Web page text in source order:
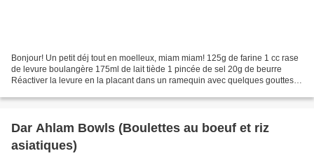
Bonjour! Un petit déj tout en moelleux, miam miam! 125g de farine 1 cc rase
de levure boulangère 175ml de lait tiède 1 pincée de sel 20g de beurre
Réactiver la levure en la placant dans un ramequin avec quelques gouttes
Dar Ahlam Bowls (Boulettes au boeuf et riz
asiatiques)